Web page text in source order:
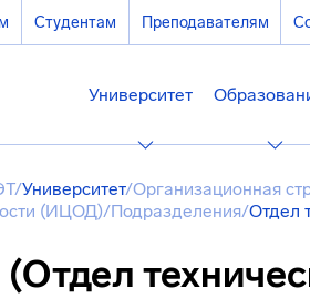
Студентам Преподавателям
Университет
/Университет/Организационная
(ИЦОД)/Подразделения/Отдел